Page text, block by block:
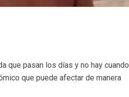
que pasan los días y no hay cuando
que puede afectar de manera